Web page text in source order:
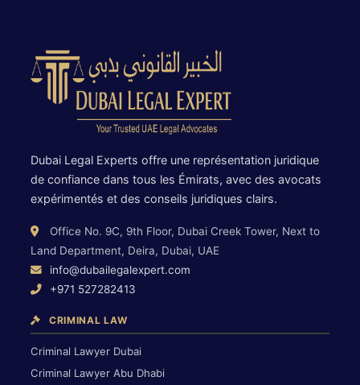
Dubai Legal Experts offre une représentation juridique
de confiance dans tous les Émirats, avec des avocats
expérimentés et des conseils juridiques clairs.
Office No. 9C, 9th Floor, Dubai Creek Tower, Next to
Land Department, Deira, Dubai, UAE
info@dubailegalexpert.com
+971 527282413
CRIMINAL LAW
Criminal Lawyer Dubai
Criminal Lawyer Abu Dhabi